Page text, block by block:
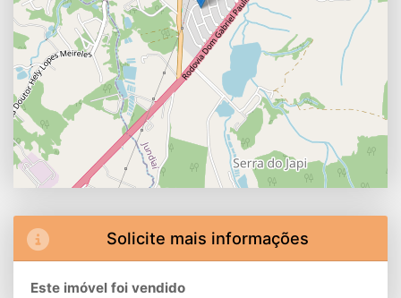
Solicite mais informações
Este imóvel foi vendido